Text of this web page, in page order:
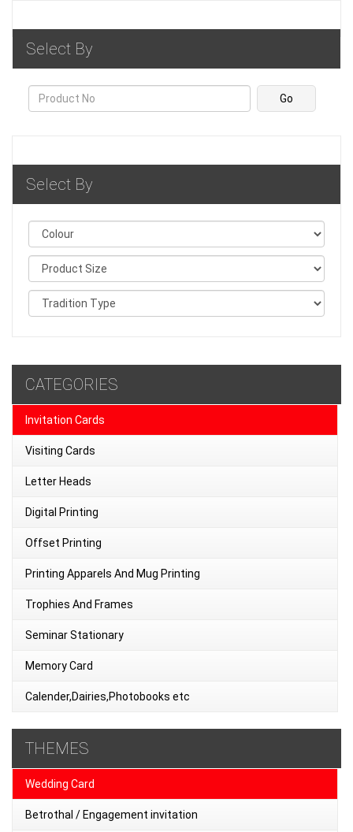
Select By
Select By
CATEGORIES
Invitation Cards
Visiting Cards
Letter Heads
Digital Printing
Offset Printing
Printing Apparels And Mug Printing
Trophies And Frames
Seminar Stationary
Memory Card
Calender,Dairies,Photobooks etc
THEMES
Wedding Card
Betrothal / Engagement invitation